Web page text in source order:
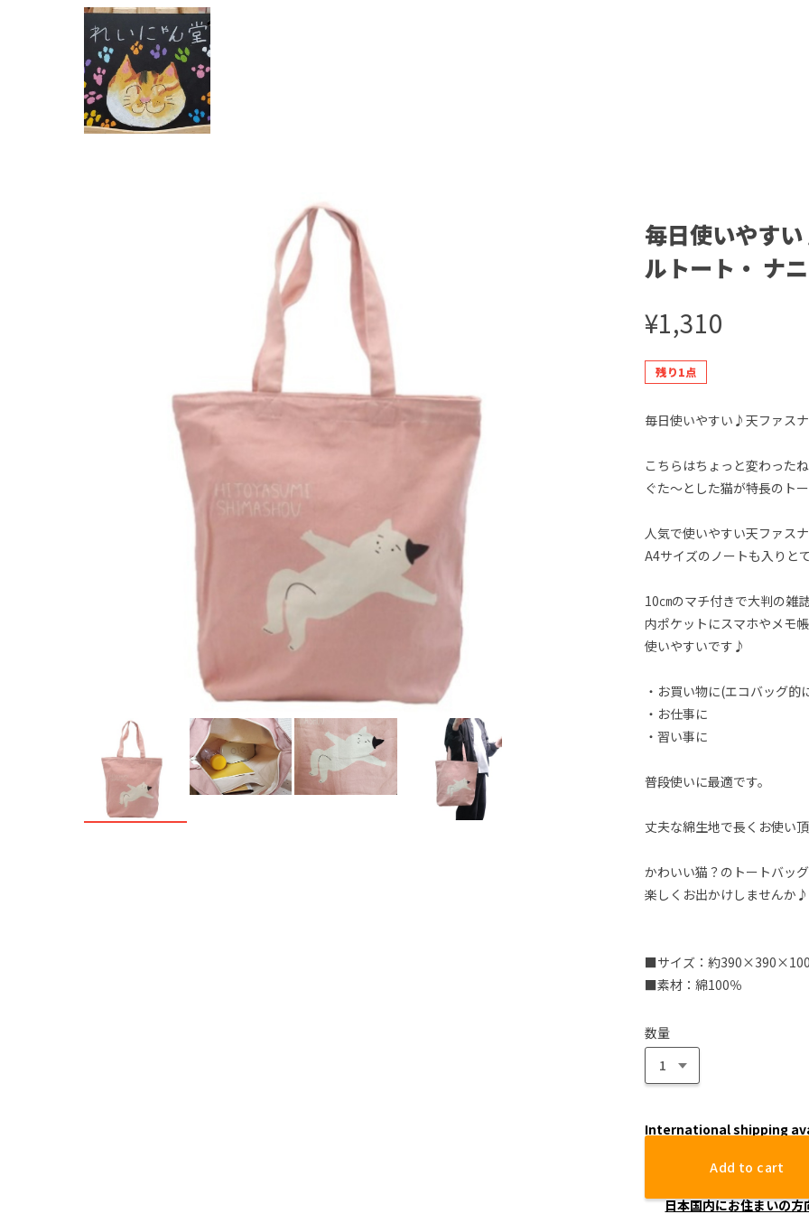
毎日使いやす
ルトート・ ナ
¥1,310
残り1点
毎日使いやすい♪天ファス
こちらはちょっと変わった
ぐた～とした猫が特長のト
人気で使いやすい天ファス
A4サイズのノートも入りと
10㎝のマチ付きで大判の雑
内ポケットにスマホやメモ
使いやすいです♪
・お買い物に(エコバッグ的
・お仕事に
・習い事に
普段使いに最適です。
丈夫な綿生地で長くお使い
かわいい猫？のトートバッ
楽しくお出かけしませんか♪
■サイズ：約
■素材：綿100％
数量
International shipping
Add to cart
日本国内にお住まいの方